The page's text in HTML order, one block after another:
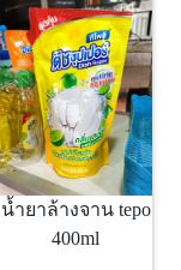
น้ำยาล้างจาน tepo
400ml